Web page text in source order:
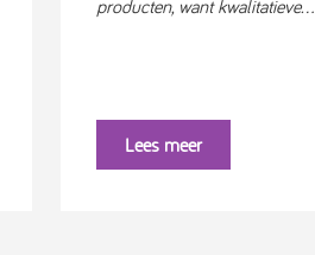
producten, want kwalitatieve...
Lees meer